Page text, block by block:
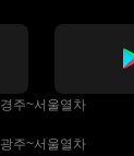
경주~서울열차
광주~서울열차